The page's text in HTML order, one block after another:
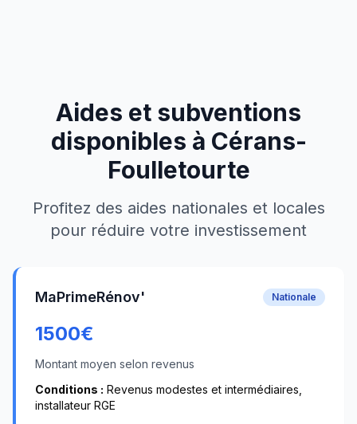
Aides et subventions
disponibles à Cérans-
Foulletourte
Profitez des aides nationales et locales
pour réduire votre investissement
MaPrimeRénov' Nationale
1500€
Montant moyen selon revenus
Conditions : Revenus modestes et intermédiaires,
installateur RGE